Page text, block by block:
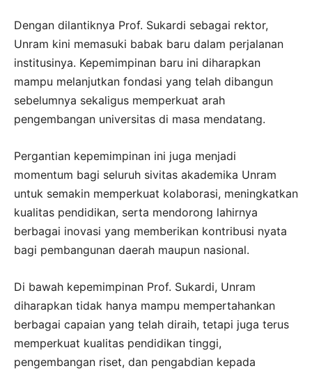
Dengan dilantiknya Prof. Sukardi sebagai rektor,
Unram kini memasuki babak baru dalam perjalanan
institusinya. Kepemimpinan baru ini diharapkan
mampu melanjutkan fondasi yang telah dibangun
sebelumnya sekaligus memperkuat arah
pengembangan universitas di masa mendatang.
Pergantian kepemimpinan ini juga menjadi
momentum bagi seluruh sivitas akademika Unram
untuk semakin memperkuat kolaborasi, meningkatkan
kualitas pendidikan, serta mendorong lahirnya
berbagai inovasi yang memberikan kontribusi nyata
bagi pembangunan daerah maupun nasional.
Di bawah kepemimpinan Prof. Sukardi, Unram
diharapkan tidak hanya mampu mempertahankan
berbagai capaian yang telah diraih, tetapi juga terus
memperkuat kualitas pendidikan tinggi,
pengembangan riset, dan pengabdian kepada